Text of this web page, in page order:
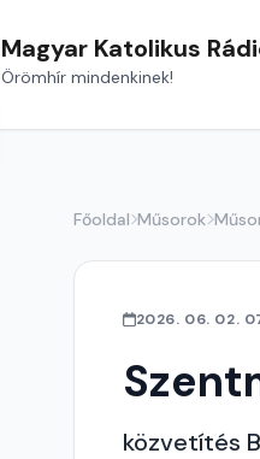
Magyar Katolikus
Örömhír mindenkinek!
Főoldal Műsorok
2026. 06. 02.
közvetítés